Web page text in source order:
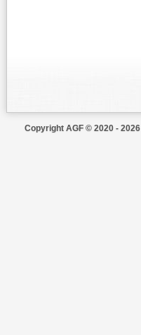
Copyright AGF © 2020 - 2026